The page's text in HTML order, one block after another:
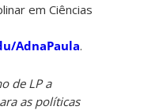
em Ciências
AdnaPaula.
de LP a
as políticas